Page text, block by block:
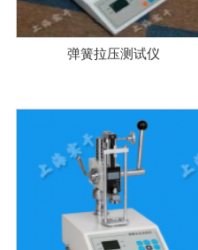
弹簧拉压测试仪